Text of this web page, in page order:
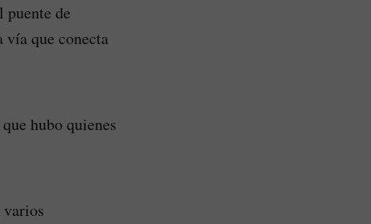
puente de
vía que conecta
hubo quienes